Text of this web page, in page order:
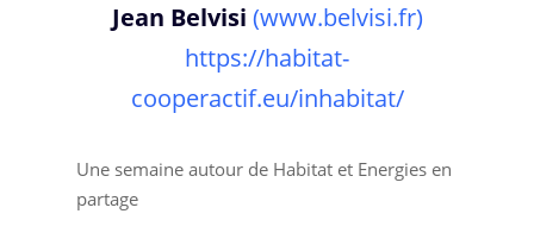
Jean Belvisi (www.belvisi.fr)
https://habitat-
cooperactif.eu/inhabitat/
Une semaine autour de Habitat et Energies en
partage